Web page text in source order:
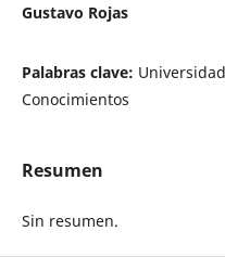
Gustavo Rojas
Palabras clave:
Conocimientos
Resumen
Sin resumen.